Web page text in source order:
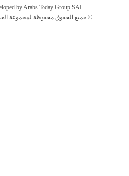
by Arabs Today Group SAL
جميع الحقوق محفوظة لمجموعة العرب اليوم الاعلامية 2025 ©